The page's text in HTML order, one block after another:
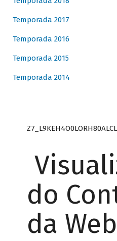
Temporada 2017
Temporada 2016
Temporada 2015
Temporada 2014
do
da Web